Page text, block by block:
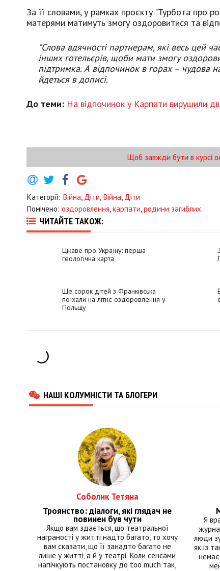
За її словами, у рамках проєкту "Турбота про
матерями матимуть змогу оздоровитися та
"Слова вдячності партнерам, які весь цей
інших готельєрів, щоби мати змогу
підтримка. А відпочинок в горах – чудова
йдеться в дописі.
До теми: На відпочинок у Карпати вирушили
Щоб завжди бути в курсі
Категорії: Війна, Діти, Війна, Діти
Помічено: оздоровлення,карпати,родини загиблих
ЧИТАЙТЕ ТАКОЖ:
Цікаве про Україну: перша
геологічна карта
Ще сорок дітей з Франківська
поїхали на літнє оздоровлення у
Польщу
НАШІ КОЛУМНІСТИ ТА БЛОГЕРИ
Соболик Тетяна
Троянство: діалоги, які глядач не
повинен був чути
Якщо вам здається, що театральної
награності у житті надто багато, то хочу
вам сказати, що її занадто багато не
лише у житті, а й у театрі. Коли сенсами
напічкують постановку до too much так,
Я
люди
як із